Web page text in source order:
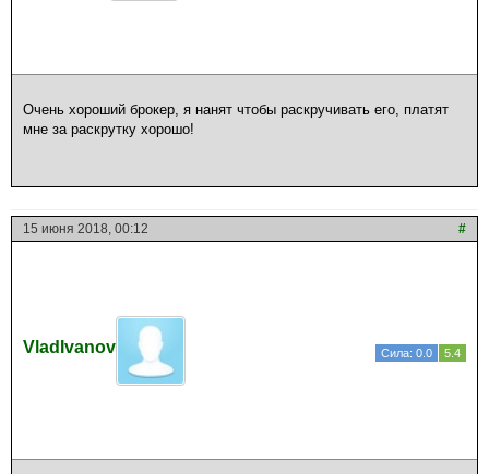
Очень хороший брокер, я нанят чтобы раскручивать его, платят
мне за раскрутку хорошо!
15 июня 2018, 00:12 #
VladIvanov Сила: 0.0 5.4